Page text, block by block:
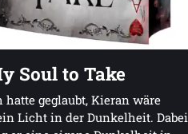
Soul to Take
hatte geglaubt, Kieran wäre
Licht in der Dunkelheit. Dabei